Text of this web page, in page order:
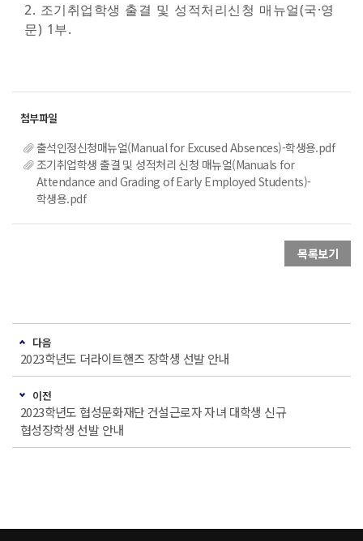
2. 조기취업학생 출결 및 성적처리신청 매뉴얼(국·영
문) 1부.
출석인정신청매뉴얼(Manual for Excused Absences)-학생용.pdf
조기취업학생 출결 및 성적처리 신청 매뉴얼(Manuals for
Attendance and Grading of Early Employed Students)-
학생용.pdf
목록보기
다음
2023학년도 더라이트핸즈 장학생 선발 안내
이전
2023학년도 협성문화재단 건설근로자 자녀 대학생 신규
협성장학생 선발 안내